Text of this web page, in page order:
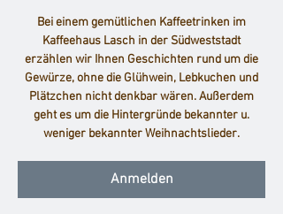
Bei einem gemütlichen Kaffeetrinken im
Kaffeehaus Lasch in der Südweststadt
erzählen wir Ihnen Geschichten rund um die
Gewürze, ohne die Glühwein, Lebkuchen und
Plätzchen nicht denkbar wären. Außerdem
geht es um die Hintergründe bekannter u.
weniger bekannter Weihnachtslieder.
Anmelden